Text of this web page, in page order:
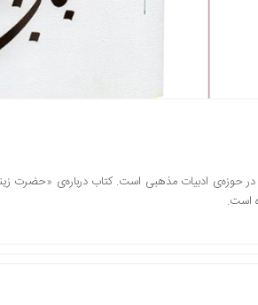
حوزه‌ی ادبیات مذهبی است. کتاب درباره‌ی «حضرت